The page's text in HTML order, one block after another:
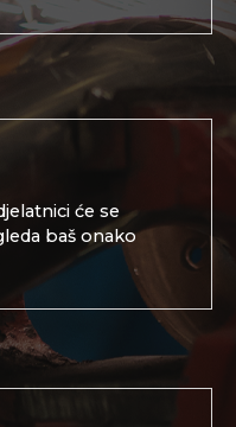
će se
baš onako